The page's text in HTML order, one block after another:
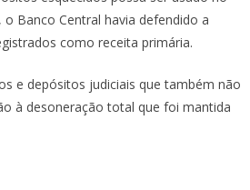
Banco Central havia defendido a
como receita primária.
e depósitos judiciais que também não
à desoneração total que foi mantida